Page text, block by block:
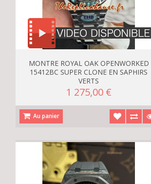
MONTRE ROYAL OAK OPENWORKED
15412BC SUPER CLONE EN SAPHIRS
VERTS
1 275,00 €
Au panier